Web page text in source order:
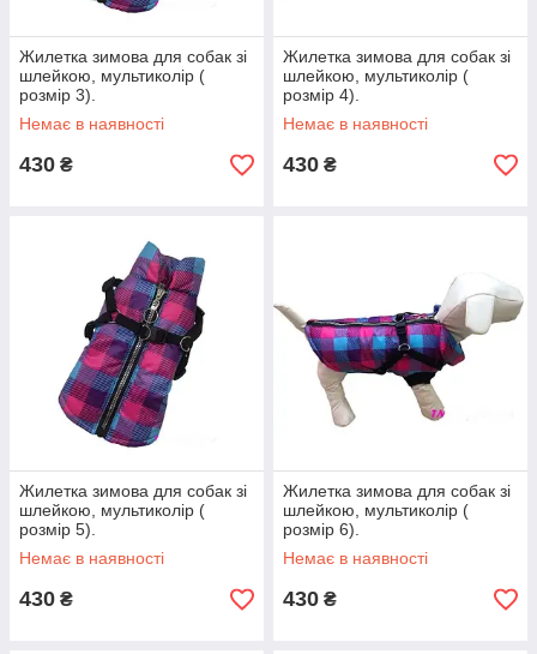
Жилетка зимова для собак зі
шлейкою, мультиколір (
розмір 3).
Немає в наявності
430 ₴
Жилетка зимова для собак зі
шлейкою, мультиколір (
розмір 4).
Немає в наявності
430 ₴
Жилетка зимова для собак зі
шлейкою, мультиколір (
розмір 5).
Немає в наявності
430 ₴
Жилетка зимова для собак зі
шлейкою, мультиколір (
розмір 6).
Немає в наявності
430 ₴